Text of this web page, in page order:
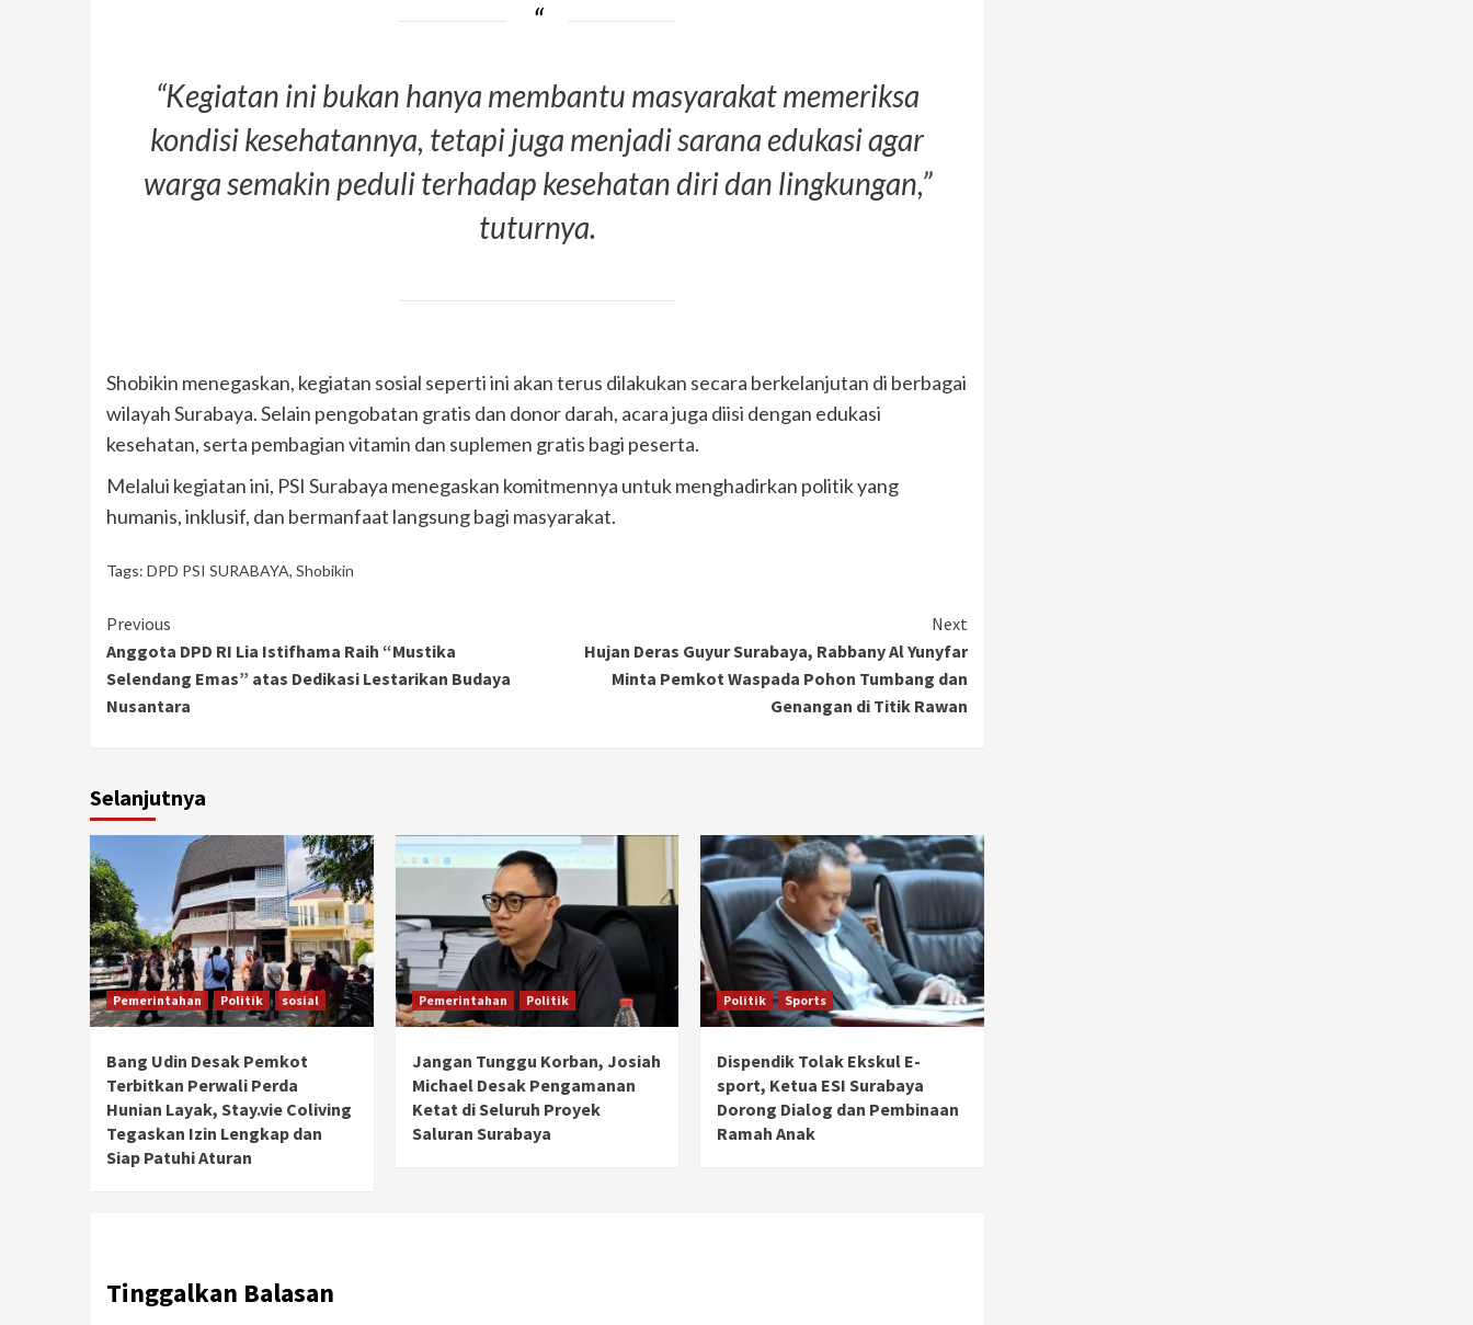
“Kegiatan ini bukan hanya membantu masyarakat memeriksa
kondisi kesehatannya, tetapi juga menjadi sarana edukasi agar
warga semakin peduli terhadap kesehatan diri dan lingkungan,”
tuturnya.
Shobikin menegaskan, kegiatan sosial seperti ini akan terus dilakukan secara berkelanjutan di berbagai
wilayah Surabaya. Selain pengobatan gratis dan donor darah, acara juga diisi dengan edukasi
kesehatan, serta pembagian vitamin dan suplemen gratis bagi peserta.
Melalui kegiatan ini, PSI Surabaya menegaskan komitmennya untuk menghadirkan politik yang
humanis, inklusif, dan bermanfaat langsung bagi masyarakat.
Tags: DPD PSI SURABAYA, Shobikin
Continue
Reading
Previous
Anggota DPD RI Lia Istifhama Raih “Mustika
Selendang Emas” atas Dedikasi Lestarikan Budaya
Nusantara
Next
Hujan Deras Guyur Surabaya, Rabbany Al Yunyfar
Minta Pemkot Waspada Pohon Tumbang dan
Genangan di Titik Rawan
Selanjutnya
Pemerintahan Politik sosial
Bang Udin Desak Pemkot
Terbitkan Perwali Perda
Hunian Layak, Stay.vie Coliving
Tegaskan Izin Lengkap dan
Siap Patuhi Aturan
Pemerintahan Politik
Jangan Tunggu Korban, Josiah
Michael Desak Pengamanan
Ketat di Seluruh Proyek
Saluran Surabaya
Politik Sports
Dispendik Tolak Ekskul E-
sport, Ketua ESI Surabaya
Dorong Dialog dan Pembinaan
Ramah Anak
Tinggalkan Balasan